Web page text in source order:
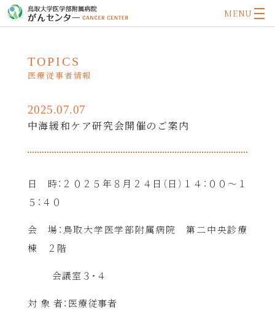
MENU
TOPICS
医療従事者情報
2025.07.07
中海緩和ケア研究会開催のご案内
日 時：２０２５年８月２４日（日）１４：００～１
５：４０
会 場：鳥取大学医学部附属病院 第二中央診療
棟 ２階
会議室３・４
対 象 者：医療従事者